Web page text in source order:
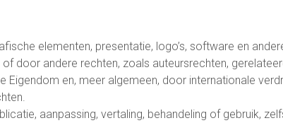
elementen, presentatie, logo’s, software en
door andere rechten, zoals auteursrechten,
Eigendom en, meer algemeen, door internationale
aanpassing, vertaling, behandeling of gebruik,